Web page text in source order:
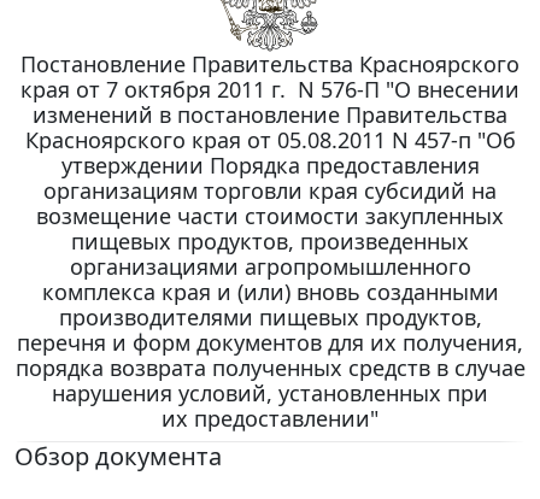
Постановление Правительства Красноярского
края от 7 октября 2011 г. N 576-П "О внесении
изменений в постановление Правительства
Красноярского края от 05.08.2011 N 457-п "Об
утверждении Порядка предоставления
организациям торговли края субсидий на
возмещение части стоимости закупленных
пищевых продуктов, произведенных
организациями агропромышленного
комплекса края и (или) вновь созданными
производителями пищевых продуктов,
перечня и форм документов для их получения,
порядка возврата полученных средств в случае
нарушения условий, установленных при
их предоставлении"
Обзор документа